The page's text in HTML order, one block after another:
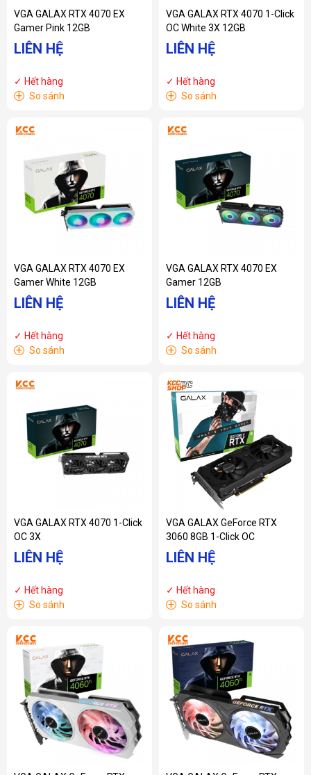
VGA GALAX RTX 4070 EX
Gamer Pink 12GB
LIÊN HỆ
✓ Hết hàng
+ So sánh
VGA GALAX RTX 4070 1-Click
OC White 3X 12GB
LIÊN HỆ
✓ Hết hàng
+ So sánh
VGA GALAX RTX 4070 EX
Gamer White 12GB
LIÊN HỆ
✓ Hết hàng
+ So sánh
VGA GALAX RTX 4070 EX
Gamer 12GB
LIÊN HỆ
✓ Hết hàng
+ So sánh
VGA GALAX RTX 4070 1-Click
OC 3X
LIÊN HỆ
✓ Hết hàng
+ So sánh
VGA GALAX GeForce RTX
3060 8GB 1-Click OC
LIÊN HỆ
✓ Hết hàng
+ So sánh